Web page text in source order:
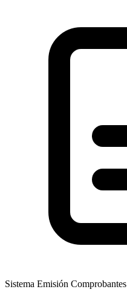
Sistema Emisión Comprobantes